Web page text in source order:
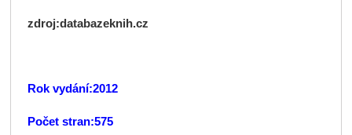
zdroj:databazeknih.cz
Rok vydání:2012
Počet stran:575